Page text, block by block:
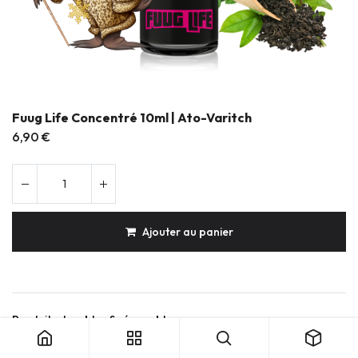
Fuug Life Concentré 10ml | Ato-Varitch
6,90 €
Ajouter au panier
Produits durables & réparables
Conception française
Expédition soignée